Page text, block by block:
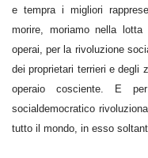
e tempra i migliori
morire, moriamo nella
operai, per la rivoluzione
dei proprietari terrieri e degli
operaio cosciente. E
socialdemocratico
tutto il mondo, in esso